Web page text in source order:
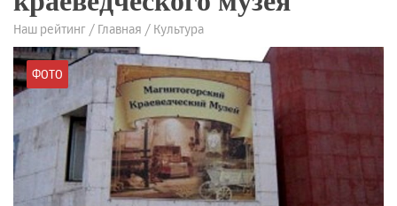
Наш рейтинг / Главная / Культура
ФОТО